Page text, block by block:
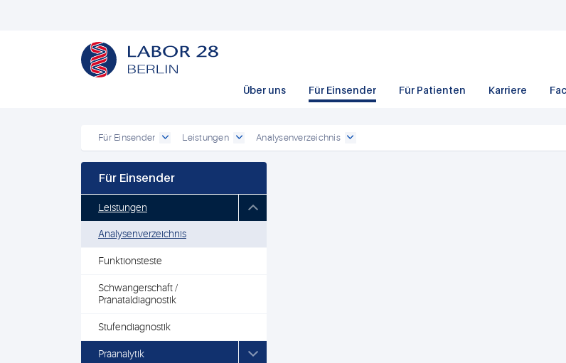
Über uns Für Einsender Für Patienten Karriere
Für Einsender Leistungen Analysenverzeichnis
Für Einsender
Leistungen
Analysenverzeichnis
Funktionsteste
Schwangerschaft /
Pränataldiagnostik
Stufendiagnostik
Präanalytik